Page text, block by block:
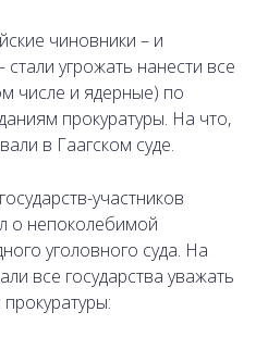
чиновники – и
угрожать нанести все
числе и ядерные) по
прокуратуры. На что,
в Гаагском суде.
участников
о непоколебимой
уголовного суда. На
все государства уважать